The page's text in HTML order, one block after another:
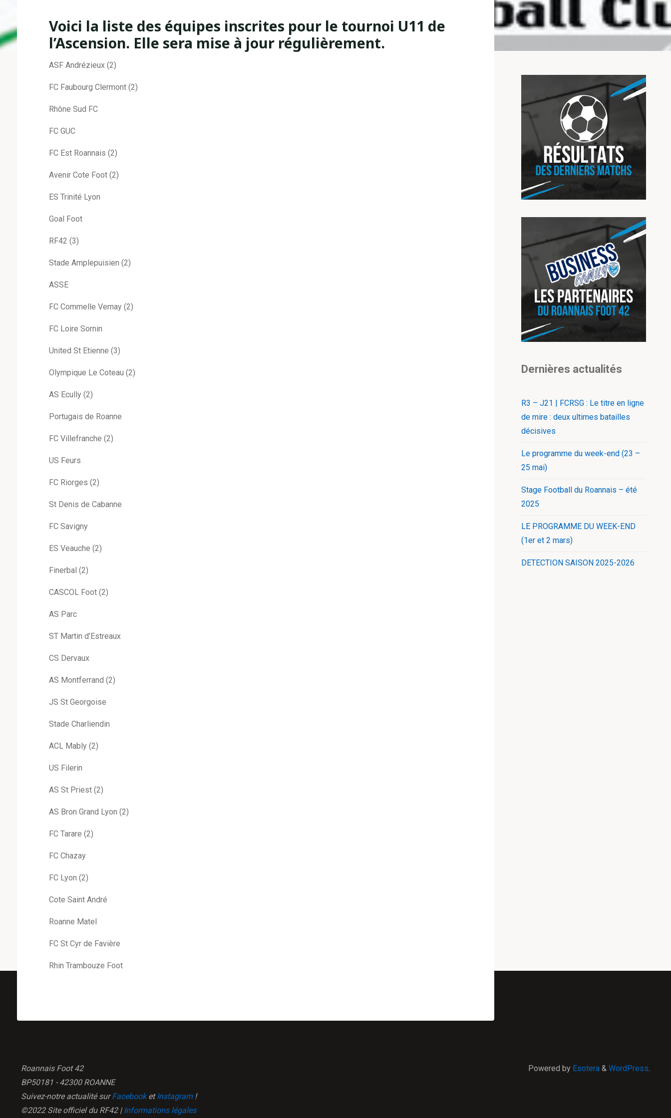
Voici la liste des équipes inscrites pour le tournoi U11 de
l’Ascension. Elle sera mise à jour régulièrement.
ASF Andrézieux (2)
FC Faubourg Clermont (2)
Rhône Sud FC
FC GUC
FC Est Roannais (2)
Avenir Cote Foot (2)
ES Trinité Lyon
Goal Foot
RF42 (3)
Stade Amplepuisien (2)
ASSE
FC Commelle Vernay (2)
FC Loire Sornin
United St Etienne (3)
Olympique Le Coteau (2)
AS Ecully (2)
Portugais de Roanne
FC Villefranche (2)
US Feurs
FC Riorges (2)
St Denis de Cabanne
FC Savigny
ES Veauche (2)
Finerbal (2)
CASCOL Foot (2)
AS Parc
ST Martin d’Estreaux
CS Dervaux
AS Montferrand (2)
JS St Georgoise
Stade Charliendin
ACL Mably (2)
US Filerin
AS St Priest (2)
AS Bron Grand Lyon (2)
FC Tarare (2)
FC Chazay
FC Lyon (2)
Cote Saint André
Roanne Matel
FC St Cyr de Favière
Rhin Trambouze Foot
Dernières actualités
R3 – J21 | FCRSG : Le titre en ligne
de mire : deux ultimes batailles
décisives
Le programme du week-end (23 –
25 mai)
Stage Football du Roannais – été
2025
LE PROGRAMME DU WEEK-END
(1er et 2 mars)
DETECTION SAISON 2025-2026
Powered by Esotera & WordPress.
Roannais Foot 42
BP50181 - 42300 ROANNE
Suivez-notre actualité surFacebooketInstagram!
©2022 Site officiel du RF42 |Informations légales